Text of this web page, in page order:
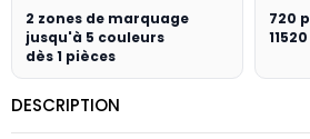
2 zones de marquage
jusqu'à 5 couleurs
dès 1 pièces
720
DESCRIPTION